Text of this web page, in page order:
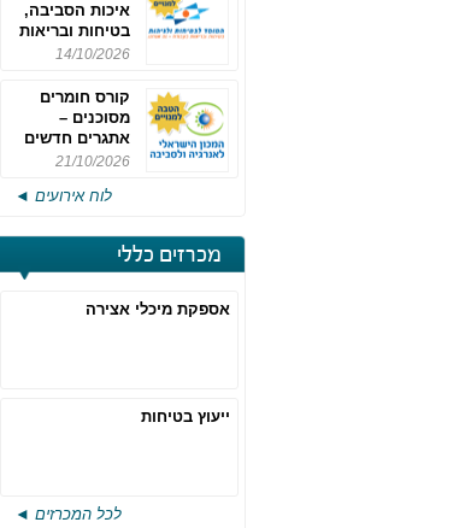
איכות הסביבה,
בטיחות ובריאות
תעסוקתית
14/10/2026
קורס חומרים
מסוכנים –
אתגרים חדשים
והערכות לחוק
מחזור 4
21/10/2026
לוח אירועים ◄
מכרזים כללי
אספקת מיכלי אצירה
ייעוץ בטיחות
לכל המכרזים ◄